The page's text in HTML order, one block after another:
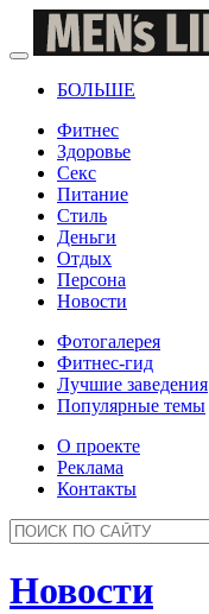
БОЛЬШЕ
Фитнес
Здоровье
Секс
Питание
Стиль
Деньги
Отдых
Персона
Новости
Фотогалерея
Фитнес-гид
Лучшие заведения
Популярные темы
О проекте
Реклама
Контакты
Новости